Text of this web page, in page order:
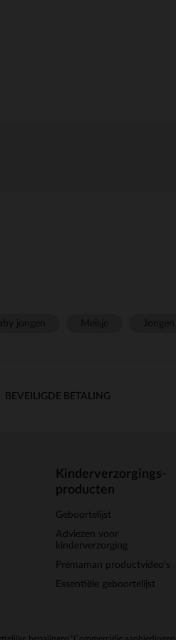
BEVEILIGDE BETALING
Kinderverzorgings-
producten
Geboortelijst
Adviezen voor
kinderverzorging
Prémaman productvideo's
Essentiële geboortelijst